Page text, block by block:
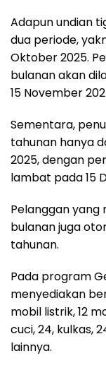
Adapun undian
dua periode,
Oktober 2025.
bulanan akan
15 November
Sementara,
tahunan hanya
2025, dengan
lambat pada 15
Pelanggan yang
bulanan juga
tahunan.
Pada program
menyediakan
mobil listrik, 12
cuci, 24, kulkas,
lainnya.